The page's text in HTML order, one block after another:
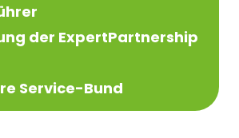
der ExpertPartnership
Service-Bund